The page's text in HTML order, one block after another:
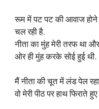
रूम में पट पट की आवाज होने
चल रही है.
नीता का मुंह मेरी तरफ था और
ओर ही मुंह करके सोई हुई थी.
मैं नीता की चूत में लंड पेल
वो मेरी पीठ पर हाथ फिराते